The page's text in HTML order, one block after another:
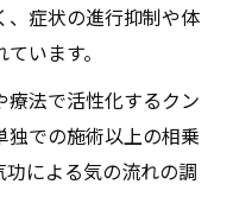
、症状の進行抑制や体
います。
法で活性化するクン
独での施術以上の相乗
による気の流れの調